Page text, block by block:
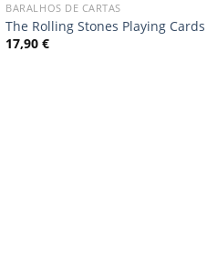
Add
to
BARALHOS DE CARTAS
The Rolling Stones Playing Cards
17,90€